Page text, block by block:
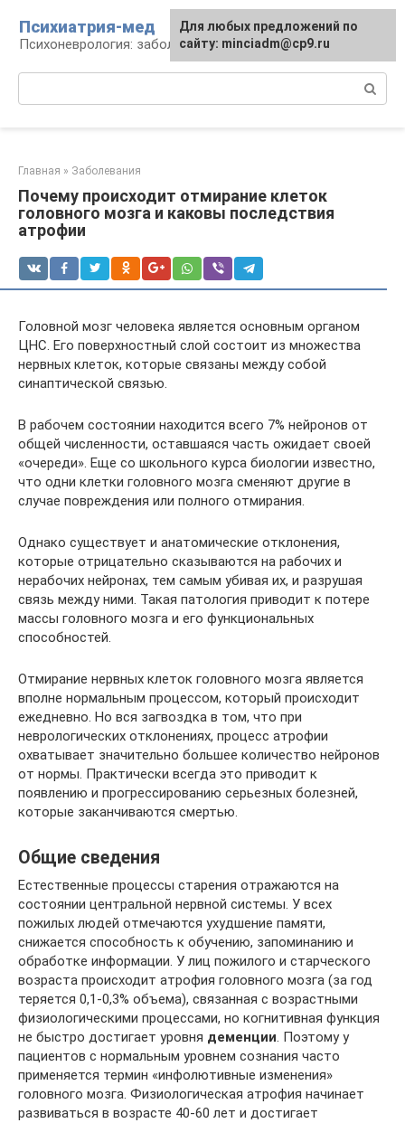
контенту
Психиатрия-мед
Психоневрология: заболевания и терапия
Главная » Заболевания
Почему происходит отмирание клеток
головного мозга и каковы последствия
атрофии
Головной мозг человека является основным органом
ЦНС. Его поверхностный слой состоит из множества
нервных клеток, которые связаны между собой
синаптической связью.
В рабочем состоянии находится всего 7% нейронов от
общей численности, оставшаяся часть ожидает своей
«очереди». Еще со школьного курса биологии известно,
что одни клетки головного мозга сменяют другие в
случае повреждения или полного отмирания.
Однако существует и анатомические отклонения,
которые отрицательно сказываются на рабочих и
нерабочих нейронах, тем самым убивая их, и разрушая
связь между ними. Такая патология приводит к потере
массы головного мозга и его функциональных
способностей.
Отмирание нервных клеток головного мозга является
вполне нормальным процессом, который происходит
ежедневно. Но вся загвоздка в том, что при
неврологических отклонениях, процесс атрофии
охватывает значительно большее количество нейронов
от нормы. Практически всегда это приводит к
появлению и прогрессированию серьезных болезней,
которые заканчиваются смертью.
Общие сведения
Естественные процессы старения отражаются на
состоянии центральной нервной системы. У всех
пожилых людей отмечаются ухудшение памяти,
снижается способность к обучению, запоминанию и
обработке информации. У лиц пожилого и старческого
возраста происходит атрофия головного мозга (за год
теряется 0,1-0,3% объема), связанная с возрастными
физиологическими процессами, но когнитивная функция
не быстро достигает уровня деменции. Поэтому у
пациентов с нормальным уровнем сознания часто
применяется термин «инфолютивные изменения»
головного мозга. Физиологическая атрофия начинает
развиваться в возрасте 40-60 лет и достигает
Для любых предложений по
сайту: minciadm@cp9.ru